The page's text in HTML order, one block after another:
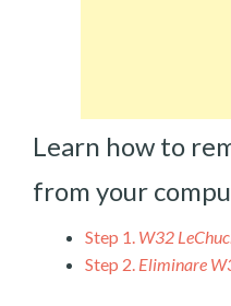
Learn how to
from your
Step 1. W32
Step 2. Eliminare